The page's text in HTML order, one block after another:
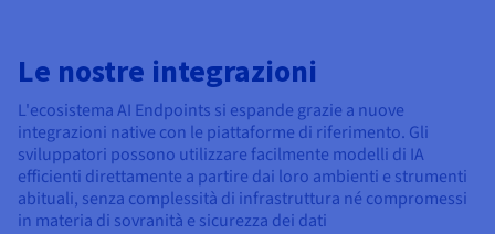
Le nostre integrazioni
L'ecosistema AI Endpoints si espande grazie a nuove
integrazioni native con le piattaforme di riferimento. Gli
sviluppatori possono utilizzare facilmente modelli di IA
efficienti direttamente a partire dai loro ambienti e strumenti
abituali, senza complessità di infrastruttura né compromessi
in materia di sovranità e sicurezza dei dati